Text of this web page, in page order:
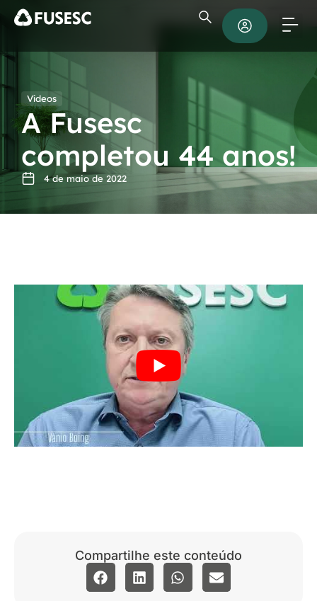
Vídeos
A Fusesc
completou 44 anos!
4 de maio de 2022
Compartilhe este conteúdo